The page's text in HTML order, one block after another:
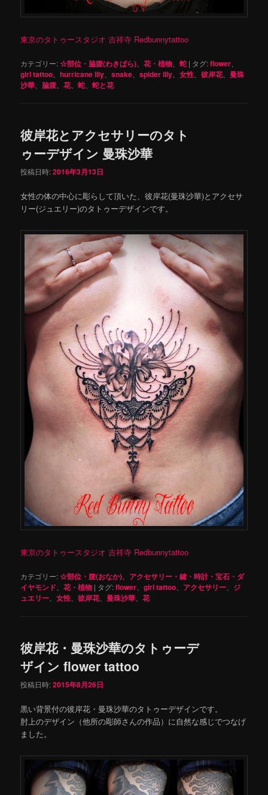
東京のタトゥースタジオ 吉祥寺 Redbunnytattoo
カテゴリー:☆部位・脇腹(わきばら) 、花・植物 、蛇 | タグ:flower
girl tattoo 、hurricane lily 、snake 、spider lily 、女性 、彼岸花、 曼珠
沙華
脇腹 、花、蛇 、蛇と花
彼岸花とアクセサリーのタト
ゥーデザイン 曼珠沙華
投稿日時:2016年3月13日
女性の体の中心に彫らして頂いた、彼岸花(曼珠沙華)とアクセサ
リー(ジュエリー)のタトゥーデザインです。
東京のタトゥースタジオ 吉祥寺 Redbunnytattoo
カテゴリー:☆部位・腹(おなか)
アクセサリー・鍵・時計・宝石・ダ
イヤモンド 、花・植物 | タグ:flower 、girl tattoo アクセサリー
ジ
ュエリー 、女性 、彼岸花、 曼珠沙華 、花
彼岸花・曼珠沙華のタトゥーデ
ザイン flower tattoo
投稿日時:2015年8月26日
黒い背景付の彼岸花・曼珠沙華のタトゥーデザインです。
肘上のデザイン（他所の彫師さんの作品）に自然な感じでつなげ
ました。